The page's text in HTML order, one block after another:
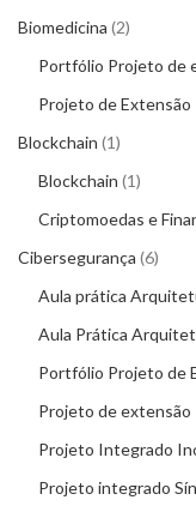
Biomedicina 2
Portfólio Projeto de
Projeto de Extensão
Blockchain 1
Blockchain 1
Criptomoedas e
Cibersegurança 6
Aula prática
Aula Prática
Portfólio Projeto de
Projeto de extensão
Projeto Integrado
Projeto integrado